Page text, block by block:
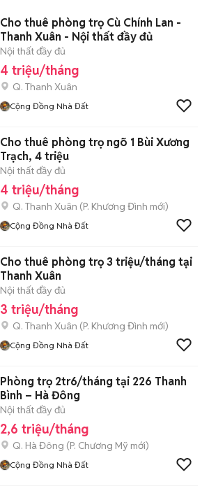
Cho thuê phòng trọ Cù Chính Lan -
Thanh Xuân - Nội thất đầy đủ
Nội thất đầy đủ
4 triệu/tháng
Q. Thanh Xuân
Cộng Đồng Nhà Đất
Cho thuê phòng trọ ngõ 1 Bùi Xương
Trạch, 4 triệu
Nội thất đầy đủ
4 triệu/tháng
Q. Thanh Xuân (P. Khương Đình mới)
Cộng Đồng Nhà Đất
Cho thuê phòng trọ 3 triệu/tháng tại
Thanh Xuân
Nội thất đầy đủ
3 triệu/tháng
Q. Thanh Xuân (P. Khương Đình mới)
Cộng Đồng Nhà Đất
Phòng trọ 2tr6/tháng tại 226 Thanh
Bình – Hà Đông
Nội thất đầy đủ
2,6 triệu/tháng
Q. Hà Đông (P. Chương Mỹ mới)
Cộng Đồng Nhà Đất